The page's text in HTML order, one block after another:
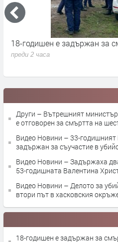
„Димитровград“ със загуба
преди 3 часа
Други – Вътрешният министър
е отговорен за смъртта на
Видео Новини – 33-
задържан за съучастие в
Видео Новини – Задържаха
53-годишната Валентина
Видео Новини – Делото за
втори път в хасковския
18-годишен е задържан за